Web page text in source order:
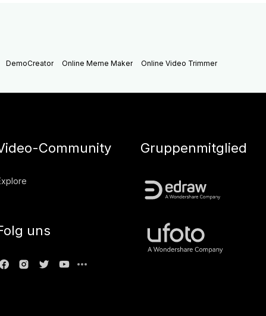
DemoCreator Online Meme Maker Online Video Trimmer
Community
uns
Gruppenmitglied